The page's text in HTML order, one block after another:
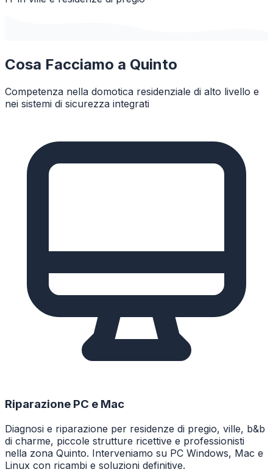
Cosa Facciamo a Quinto
Competenza nella domotica residenziale di alto livello e
nei sistemi di sicurezza integrati
Riparazione PC e Mac
Diagnosi e riparazione per residenze di pregio, ville, b&b
di charme, piccole strutture ricettive e professionisti
nella zona Quinto. Interveniamo su PC Windows, Mac e
Linux con ricambi e soluzioni definitive.